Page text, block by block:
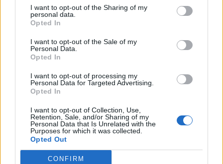
I want to opt-out of the Sharing of my
personal data.
Opted In
I want to opt-out of the Sale of my
Personal Data.
Opted In
I want to opt-out of processing my
Personal Data for Targeted Advertising.
Opted In
I want to opt-out of Collection, Use,
Retention, Sale, and/or Sharing of my
Personal Data that Is Unrelated with the
Purposes for which it was collected.
Opted Out
CONFIRM
Radares de Velocidade | Castelo Branco | agosto
5/08/2026